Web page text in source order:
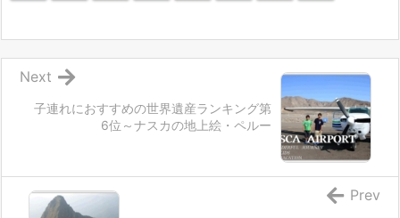
子連れにおすすめの世界遺産ランキング第
6位～ナスカの地上絵・ペルー
Next
Prev